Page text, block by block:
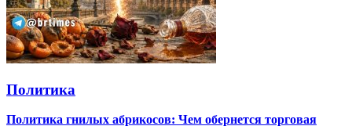
Политика
Политика гнилых абрикосов: Чем обернется торговая